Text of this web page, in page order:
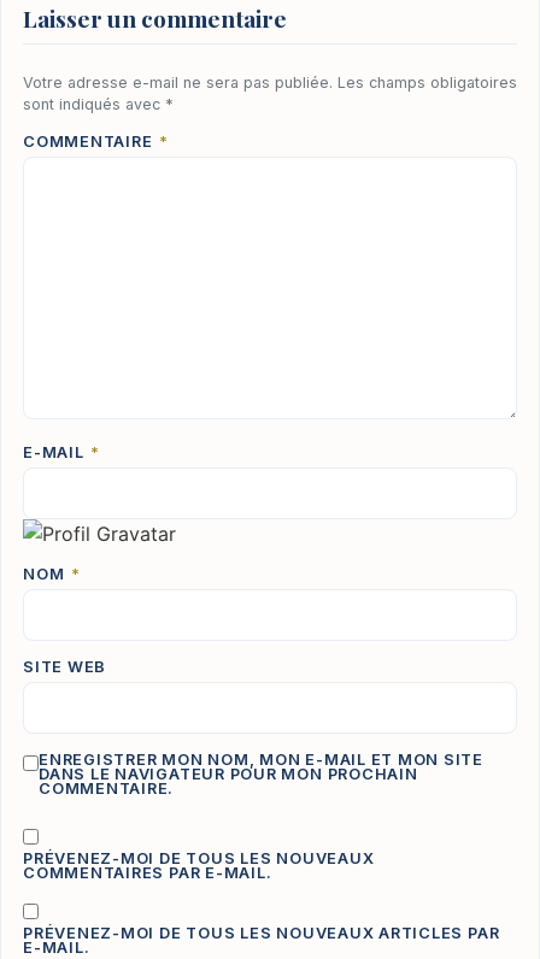
Laisser un commentaire
Votre adresse e-mail ne sera pas publiée. Les champs obligatoires
sont indiqués avec *
COMMENTAIRE *
E-MAIL *
NOM *
SITE WEB
ENREGISTRER MON NOM, MON E-MAIL ET MON SITE
DANS LE NAVIGATEUR POUR MON PROCHAIN
COMMENTAIRE.
PRÉVENEZ-MOI DE TOUS LES NOUVEAUX
COMMENTAIRES PAR E-MAIL.
PRÉVENEZ-MOI DE TOUS LES NOUVEAUX ARTICLES PAR
E-MAIL.